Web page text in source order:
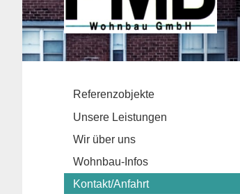
Referenzobjekte
Unsere Leistungen
Wir über uns
Wohnbau-Infos
Kontakt/Anfahrt